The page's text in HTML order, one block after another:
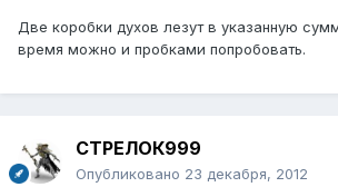
Две коробки духов лезут в указанную
время можно и пробками попробовать.
СТРЕЛОК999
Опубликовано 23 декабря, 2012